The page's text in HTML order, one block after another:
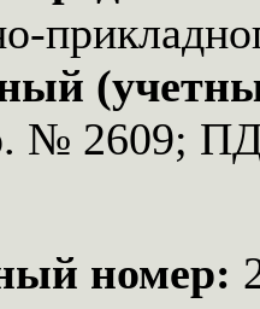
№ 2609;
номер: